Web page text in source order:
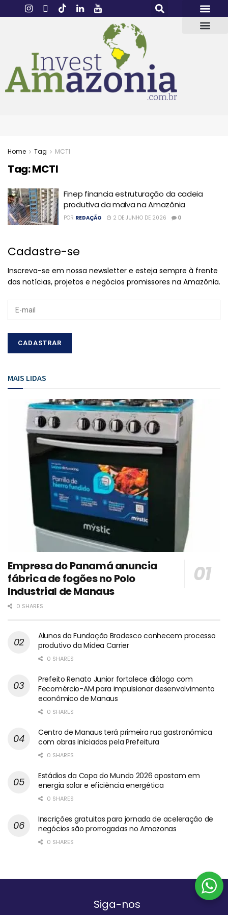
Home Tag MCTI
Tag:MCTI
Finep financia estruturação da cadeia
produtiva da malva na Amazônia
POR REDAÇÃO 2 DE JUNHO DE 2026 0
Cadastre-se
Inscreva-se em nossa newsletter e esteja sempre à frente
das notícias, projetos e negócios promissores na Amazônia.
MAIS LIDAS
Empresa do Panamá anuncia
fábrica de fogões no Polo
Industrial de Manaus
0 SHARES
Alunos da Fundação Bradesco conhecem processo
produtivo da Midea Carrier
0 SHARES
Prefeito Renato Junior fortalece diálogo com
Fecomércio-AM para impulsionar desenvolvimento
econômico de Manaus
0 SHARES
Centro de Manaus terá primeira rua gastronômica
com obras iniciadas pela Prefeitura
0 SHARES
Estádios da Copa do Mundo 2026 apostam em
energia solar e eficiência energética
0 SHARES
Inscrições gratuitas para jornada de aceleração de
negócios são prorrogadas no Amazonas
0 SHARES
Siga-nos